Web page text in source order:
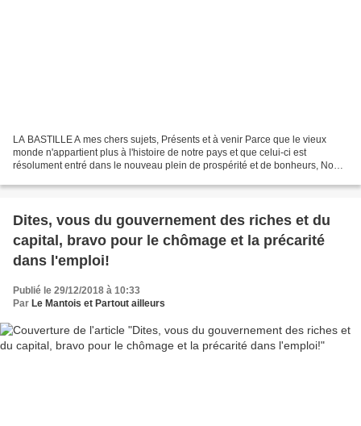
LA BASTILLE A mes chers sujets, Présents et à venir Parce que le vieux
monde n'appartient plus à l'histoire de notre pays et que celui-ci est
résolument entré dans le nouveau plein de prospérité et de bonheurs, Nous
Dites, vous du gouvernement des riches et du
capital, bravo pour le chômage et la précarité
dans l'emploi!
Publié le 29/12/2018 à 10:33
Par Le Mantois et Partout ailleurs